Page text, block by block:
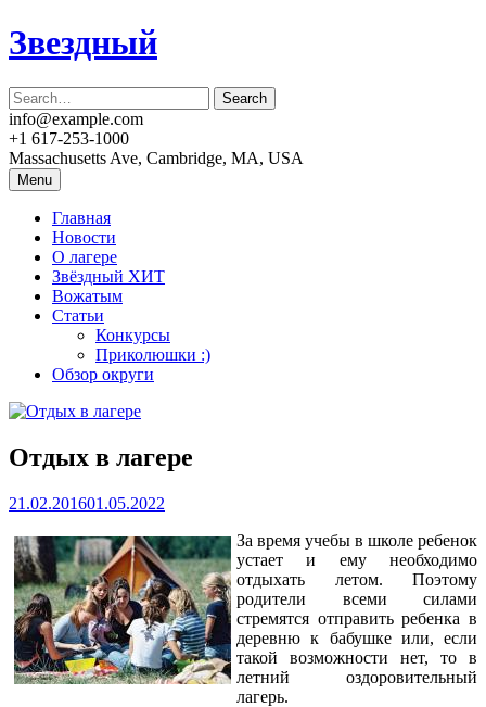
Skip
to
Звездный
info@example.com
+1 617-253-1000
Massachusetts Ave, Cambridge, MA, USA
Menu
Главная
Новости
О лагере
Звёздный ХИТ
Вожатым
Статьи
Конкурсы
Приколюшки :)
Обзор округи
Отдых в лагере
21.02.201601.05.2022
За время учебы в школе ребенок
устает и ему необходимо
отдыхать летом. Поэтому
родители всеми силами
стремятся отправить ребенка в
деревню к бабушке или, если
такой возможности нет, то в
летний оздоровительный
лагерь.